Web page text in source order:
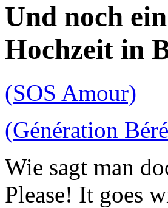
Und noch
Hochzeit in
(SOS Amour)
(Génération
Wie sagt man
Please! It goes